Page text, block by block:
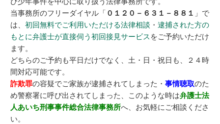
当事務所のフリーダイヤル「 ０１２０－６３１－８８１ 」で
は、初回無料でご利用いただける法律相談 ・逮捕された方の
もとに弁護士が直接伺う初回接見サービス をご予約いただけ
ます。
どちらのご予約も平日だけでなく、土・日・祝日も、２４時
間対応可能です。
詐欺罪の容疑でご家族が逮捕されてしまった・事情聴取のた
め警察署に呼び出されてしまった、このような時は弁護士法
人あいち刑事事件総合法律事務所へ、お気軽にご相談くださ
い。